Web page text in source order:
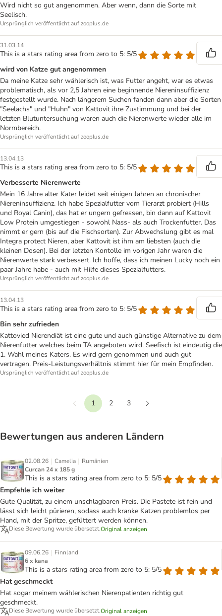
Wird nicht so gut angenommen. Aber wenn, dann die Sorte mit
Seelisch.
Ursprünglich veröffentlicht auf zooplus.de
31.03.14
This is a stars rating area from zero to 5: 5/5
wird von Katze gut angenommen
Da meine Katze sehr wählerisch ist, was Futter angeht, war es etwas
problematisch, als vor 2,5 Jahren eine beginnende Niereninsuffizienz
festgestellt wurde. Nach längerem Suchen fanden dann aber die Sorten
"Seelachs" und "Huhn" von Kattovit ihre Zustimmung und bei der
letzten Blutuntersuchung waren auch die Nierenwerte wieder alle im
Normbereich.
Ursprünglich veröffentlicht auf zooplus.de
13.04.13
This is a stars rating area from zero to 5: 5/5
Verbesserte Nierenwerte
Mein 16 Jahre alter Kater leidet seit einigen Jahren an chronischer
Niereninsuffizienz. Ich habe Spezialfutter vom Tierarzt probiert (Hills
und Royal Canin), das hat er ungern gefressen, bin dann auf Kattovit
Low Protein umgestiegen - sowohl Nass- als auch Trockenfutter. Das
nimmt er gern (bis auf die Fischsorten). Zur Abwechslung gibt es mal
Integra protect Nieren, aber Kattovit ist ihm am liebsten (auch die
kleinen Dosen). Bei der letzten Kontolle im vorigen Jahr waren die
Nierenwerte stark verbessert. Ich hoffe, dass ich meinen Lucky noch ein
paar Jahre habe - auch mit Hilfe dieses Spezialfutters.
Ursprünglich veröffentlicht auf zooplus.de
13.04.13
This is a stars rating area from zero to 5: 5/5
Bin sehr zufrieden
Kattovied Nierendiät ist eine gute und auch günstige Alternative zu dem
Nierenfutter welches beim TA angeboten wird. Seefisch ist eindeutig die
1. Wahl meines Katers. Es wird gern genommen und auch gut
vertragen. Preis-Leistungsverhältnis stimmt hier für mein Empfinden.
Ursprünglich veröffentlicht auf zooplus.de
Vorherige
1 2
3
Bewertungen aus anderen Ländern
02.08.26 | Camelia | Rumänien
Curcan 24 x 185 g
This is a stars rating area from zero to 5: 5/5
Empfehle ich weiter
Gute Qualität, zu einem unschlagbaren Preis. Die Pastete ist fein und
lässt sich leicht pürieren, sodass auch kranke Katzen problemlos per
Hand, mit der Spritze, gefüttert werden können.
Diese Bewertung wurde übersetzt.Original anzeigen
09.06.26 | Finnland
6 x kana
This is a stars rating area from zero to 5: 5/5
Hat geschmeckt
Hat sogar meinem wählerischen Nierenpatienten richtig gut
geschmeckt.
Diese Bewertung wurde übersetzt.Original anzeigen